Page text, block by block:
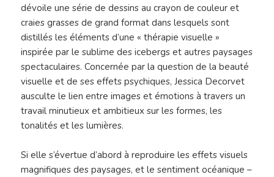
dévoile une série de dessins au crayon de couleur et
craies grasses de grand format dans lesquels sont
distillés les éléments d’une « thérapie visuelle »
inspirée par le sublime des icebergs et autres paysages
spectaculaires. Concernée par la question de la beauté
visuelle et de ses effets psychiques, Jessica Decorvet
ausculte le lien entre images et émotions à travers un
travail minutieux et ambitieux sur les formes, les
tonalités et les lumières.
Si elle s’évertue d’abord à reproduire les effets visuels
magnifiques des paysages, et le sentiment océanique –